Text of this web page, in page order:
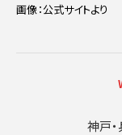
画像：公式サイトより
神戸